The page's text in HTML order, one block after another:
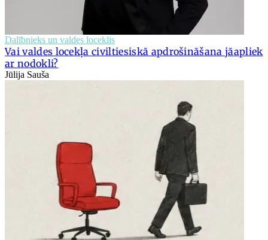
Dalībnieks un valdes loceklis
Vai valdes locekļa civiltiesiskā apdrošināšana jāapliek
ar nodokli?
Jūlija Sauša